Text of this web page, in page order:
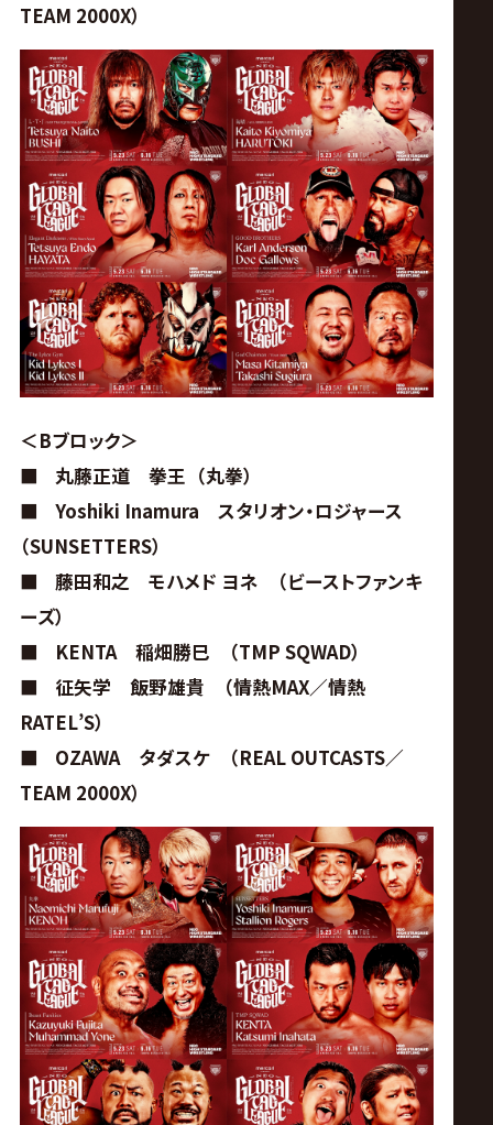
TEAM 2000X）
＜Bブロック＞
■
丸藤正道 拳王 （丸拳）
■
Yoshiki Inamura スタリオン・ロジャース
（SUNSETTERS）
■
藤田和之 モハメド ヨネ （ビーストファンキ
ーズ）
■
KENTA 稲畑勝巳 （TMP SQWAD）
■
征矢学 飯野雄貴 （情熱MAX／情熱
RATEL’S）
■
OZAWA タダスケ （REAL OUTCASTS／
TEAM 2000X）